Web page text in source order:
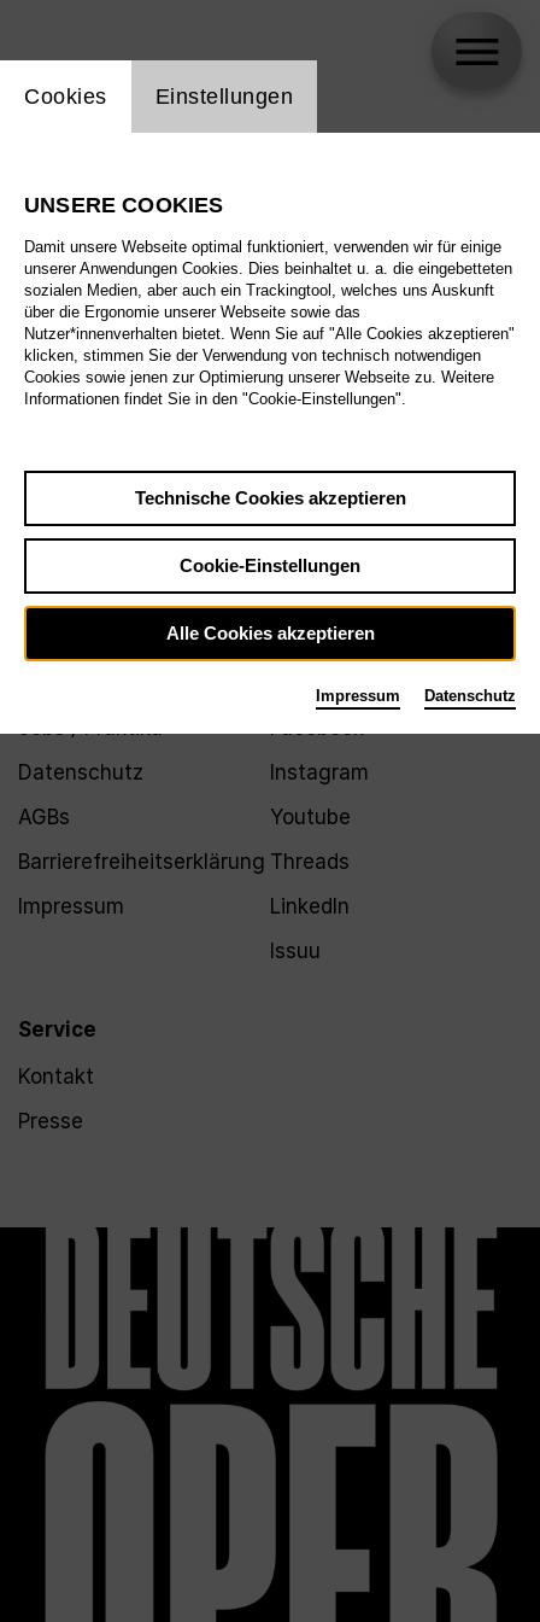
Biographie
Spielplan
Jobs / Praktika
Datenschutz
AGBs
Barrierefreiheitserklärung
Impressum
Service
Kontakt
Presse
Facebook
Instagram
Youtube
Threads
LinkedIn
Issuu
Einstellung Website Cookie
Cookies Einstellungen
UNSERE COOKIES
Damit unsere Webseite optimal funktioniert, verwenden wir für einige
unserer Anwendungen Cookies. Dies beinhaltet u. a. die eingebetteten
sozialen Medien, aber auch ein Trackingtool, welches uns Auskunft
über die Ergonomie unserer Webseite sowie das
Nutzer*innenverhalten bietet. Wenn Sie auf "Alle Cookies akzeptieren"
klicken, stimmen Sie der Verwendung von technisch notwendigen
Cookies sowie jenen zur Optimierung unserer Webseite zu. Weitere
Informationen findet Sie in den "Cookie-Einstellungen".
Technische Cookies akzeptieren
Cookie-Einstellungen
Alle Cookies akzeptieren
Impressum Datenschutz